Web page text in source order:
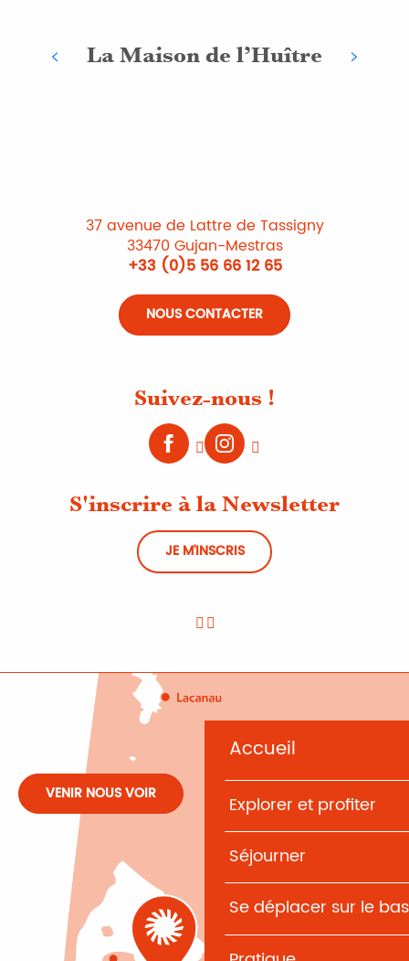
Accueil
Explorer et profiter
Séjourner
Se déplacer sur le
La Maison de l’Huître
37 avenue de Lattre de Tassigny
33470 Gujan-Mestras
+33 (0)5 56 66 12 65
NOUS CONTACTER
Suivez-nous !
S'inscrire à la Newsletter
JE M'INSCRIS
VENIR NOUS VOIR